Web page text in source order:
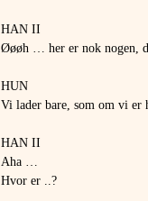
HAN II
Øøøh … her er nok nogen,
HUN
Vi lader bare, som om vi
HAN II
Aha …
Hvor er ..?